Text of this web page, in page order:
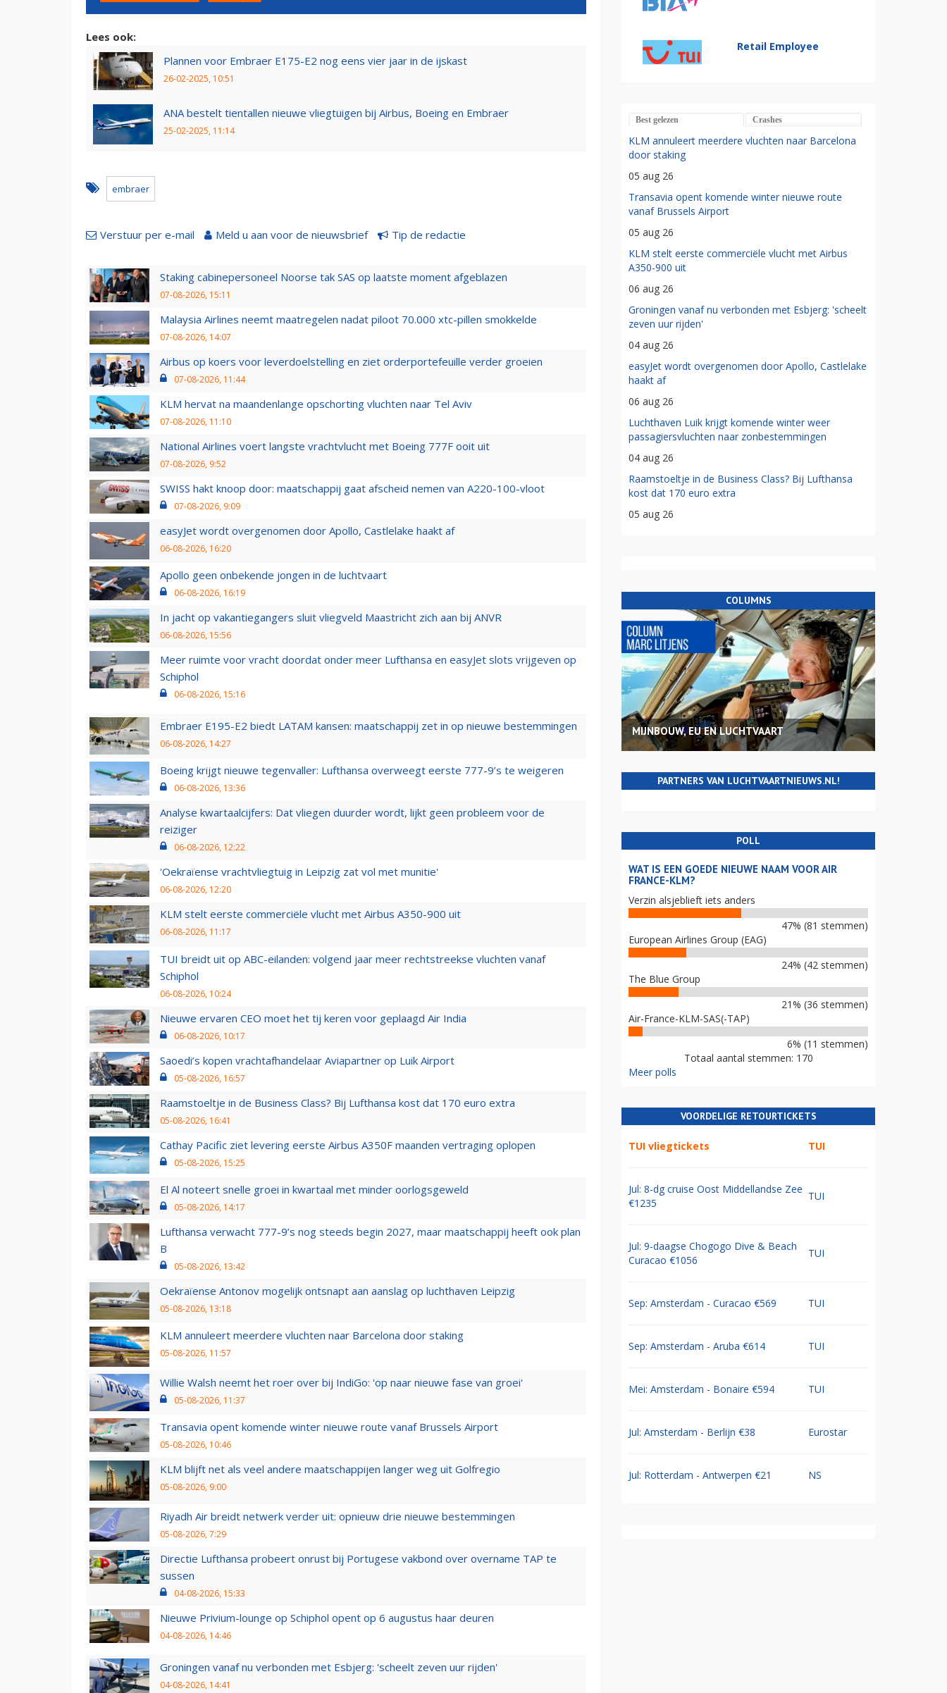
Lees ook:
Plannen voor Embraer E175-E2 nog eens vier jaar in de ijskast
26-02-2025, 10:51
ANA bestelt tientallen nieuwe vliegtuigen bij Airbus, Boeing en Embraer
25-02-2025, 11:14
embraer
Verstuur per e-mail Meld u aan voor de nieuwsbrief Tip de redactie
Staking cabinepersoneel Noorse tak SAS op laatste moment afgeblazen
07-08-2026, 15:11
Malaysia Airlines neemt maatregelen nadat piloot 70.000 xtc-pillen smokkelde
07-08-2026, 14:07
Airbus op koers voor leverdoelstelling en ziet orderportefeuille verder groeien
07-08-2026, 11:44
KLM hervat na maandenlange opschorting vluchten naar Tel Aviv
07-08-2026, 11:10
National Airlines voert langste vrachtvlucht met Boeing 777F ooit uit
07-08-2026, 9:52
SWISS hakt knoop door: maatschappij gaat afscheid nemen van A220-100-vloot
07-08-2026, 9:09
easyJet wordt overgenomen door Apollo, Castlelake haakt af
06-08-2026, 16:20
Apollo geen onbekende jongen in de luchtvaart
06-08-2026, 16:19
In jacht op vakantiegangers sluit vliegveld Maastricht zich aan bij ANVR
06-08-2026, 15:56
Meer ruimte voor vracht doordat onder meer Lufthansa en easyJet slots vrijgeven op
Schiphol
06-08-2026, 15:16
Embraer E195-E2 biedt LATAM kansen: maatschappij zet in op nieuwe bestemmingen
06-08-2026, 14:27
Boeing krijgt nieuwe tegenvaller: Lufthansa overweegt eerste 777-9’s te weigeren
06-08-2026, 13:36
Analyse kwartaalcijfers: Dat vliegen duurder wordt, lijkt geen probleem voor de
reiziger
06-08-2026, 12:22
'Oekraïense vrachtvliegtuig in Leipzig zat vol met munitie'
06-08-2026, 12:20
KLM stelt eerste commerciële vlucht met Airbus A350-900 uit
06-08-2026, 11:17
TUI breidt uit op ABC-eilanden: volgend jaar meer rechtstreekse vluchten vanaf
Schiphol
06-08-2026, 10:24
Nieuwe ervaren CEO moet het tij keren voor geplaagd Air India
06-08-2026, 10:17
Saoedi’s kopen vrachtafhandelaar Aviapartner op Luik Airport
05-08-2026, 16:57
Raamstoeltje in de Business Class? Bij Lufthansa kost dat 170 euro extra
05-08-2026, 16:41
Cathay Pacific ziet levering eerste Airbus A350F maanden vertraging oplopen
05-08-2026, 15:25
El Al noteert snelle groei in kwartaal met minder oorlogsgeweld
05-08-2026, 14:17
Lufthansa verwacht 777-9’s nog steeds begin 2027, maar maatschappij heeft ook plan
B
05-08-2026, 13:42
Oekraïense Antonov mogelijk ontsnapt aan aanslag op luchthaven Leipzig
05-08-2026, 13:18
KLM annuleert meerdere vluchten naar Barcelona door staking
05-08-2026, 11:57
Willie Walsh neemt het roer over bij IndiGo: 'op naar nieuwe fase van groei'
05-08-2026, 11:37
Transavia opent komende winter nieuwe route vanaf Brussels Airport
05-08-2026, 10:46
KLM blijft net als veel andere maatschappijen langer weg uit Golfregio
05-08-2026, 9:00
Riyadh Air breidt netwerk verder uit: opnieuw drie nieuwe bestemmingen
05-08-2026, 7:29
Directie Lufthansa probeert onrust bij Portugese vakbond over overname TAP te
sussen
04-08-2026, 15:33
Nieuwe Privium-lounge op Schiphol opent op 6 augustus haar deuren
04-08-2026, 14:46
Groningen vanaf nu verbonden met Esbjerg: 'scheelt zeven uur rijden'
04-08-2026, 14:41
Retail Employee
Best gelezen Crashes
KLM annuleert meerdere vluchten naar Barcelona
door staking
05 aug 26
Transavia opent komende winter nieuwe route
vanaf Brussels Airport
05 aug 26
KLM stelt eerste commerciële vlucht met Airbus
A350-900 uit
06 aug 26
Groningen vanaf nu verbonden met Esbjerg: 'scheelt
zeven uur rijden'
04 aug 26
easyJet wordt overgenomen door Apollo, Castlelake
haakt af
06 aug 26
Luchthaven Luik krijgt komende winter weer
passagiersvluchten naar zonbestemmingen
04 aug 26
Raamstoeltje in de Business Class? Bij Lufthansa
kost dat 170 euro extra
05 aug 26
COLUMNS
MIJNBOUW, EU EN LUCHTVAART
PARTNERS VAN LUCHTVAARTNIEUWS.NL!
POLL
WAT IS EEN GOEDE NIEUWE NAAM VOOR AIR
FRANCE-KLM?
Verzin alsjeblieft iets anders
47% (81 stemmen)
European Airlines Group (EAG)
24% (42 stemmen)
The Blue Group
21% (36 stemmen)
Air-France-KLM-SAS(-TAP)
6% (11 stemmen)
Totaal aantal stemmen: 170
Meer polls
VOORDELIGE RETOURTICKETS
TUI vliegtickets TUI
Jul: 8-dg cruise Oost Middellandse Zee
€1235
TUI
Jul: 9-daagse Chogogo Dive & Beach
Curacao €1056
TUI
Sep: Amsterdam - Curacao €569 TUI
Sep: Amsterdam - Aruba €614 TUI
Mei: Amsterdam - Bonaire €594 TUI
Jul: Amsterdam - Berlijn €38 Eurostar
Jul: Rotterdam - Antwerpen €21 NS